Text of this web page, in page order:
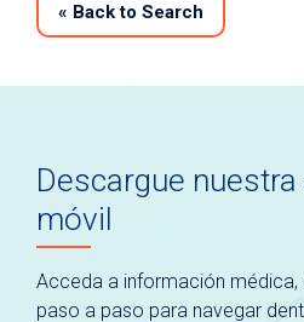
« Back to Search
Descargue
móvil
Acceda a información
paso a paso para navegar